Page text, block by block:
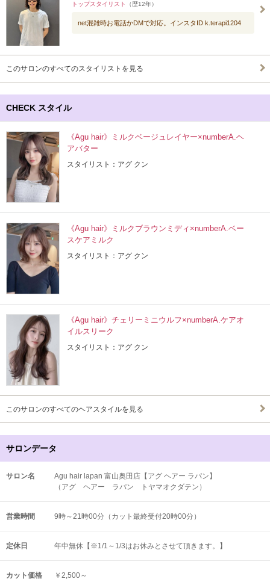
トップスタイリスト
（歴12年）
net混雑時お電話かDMで対応。インスタID k.terapi1204
このサロンのすべてのスタイリストを見る
CHECK スタイル
《Agu hair》ミルクベージュレイヤー×numberA.ヘ
アバター
スタイリスト：アグ クン
《Agu hair》ミルクブラウンミディ×numberA.ベー
スケアミルク
スタイリスト：アグ クン
《Agu hair》チェリーミニウルフ×numberA.ケアオ
イルスリーク
スタイリスト：アグ クン
このサロンのすべてのヘアスタイルを見る
サロンデータ
サロン名
Agu hair lapan 富山奥田店【アグ ヘアー ラパン】
（アグ ヘアー ラパン トヤマオクダテン）
営業時間 9時～21時00分（カット最終受付20時00分）
定休日 年中無休【※1/1～1/3はお休みとさせて頂きます。】
カット価格 ￥2,500～